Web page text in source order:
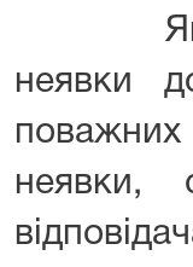
Явка
неявки
неявки,